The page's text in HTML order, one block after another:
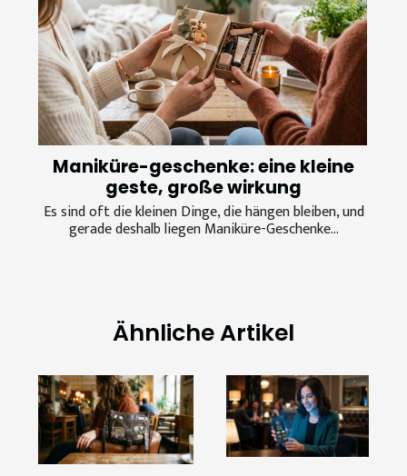
Maniküre-geschenke: eine kleine
geste, große wirkung
Es sind oft die kleinen Dinge, die hängen bleiben, und
gerade deshalb liegen Maniküre-Geschenke...
Ähnliche Artikel